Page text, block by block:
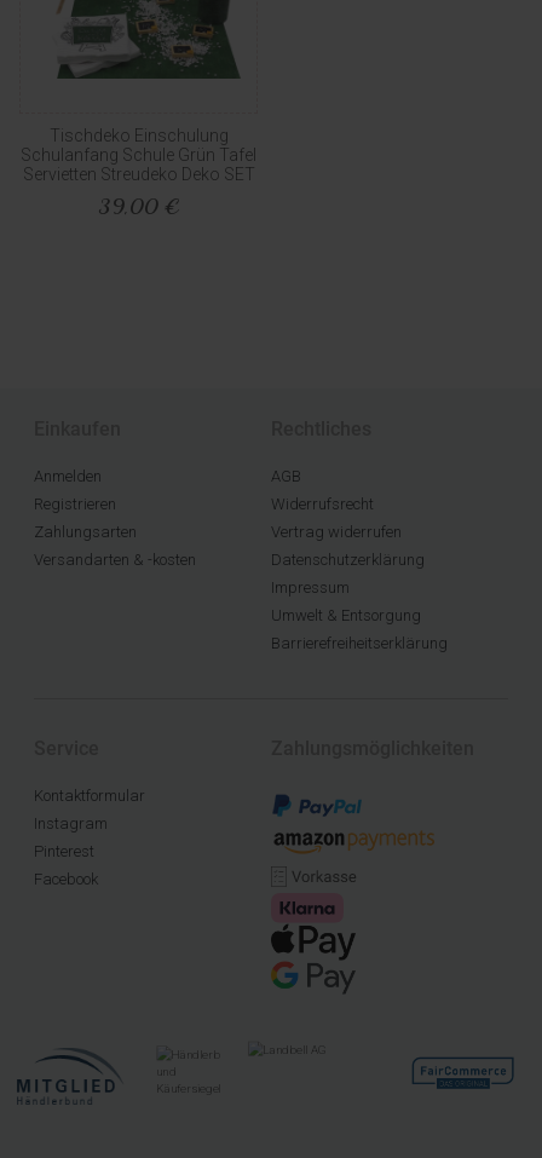
Tischdeko Einschulung
Schulanfang Schule Grün Tafel
Servietten Streudeko Deko SET
39,00 €
Anmelden
Registrieren
Zahlungsarten
Versandarten & -kosten
AGB
Widerrufsrecht
Vertrag widerrufen
Datenschutzerklärung
Impressum
Umwelt & Entsorgung
Barrierefreiheitserklärung
Kontaktformular
Instagram
Pinterest
Facebook